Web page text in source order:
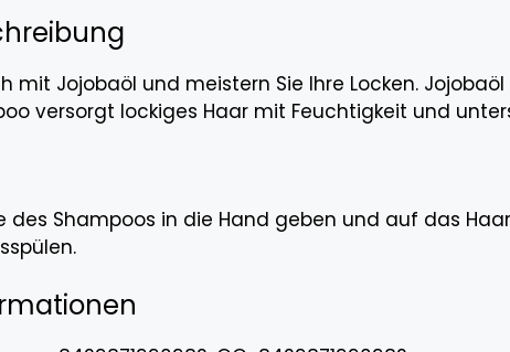
mit Jojobaöl und meistern Sie Ihre Locken.
versorgt lockiges Haar mit Feuchtigkeit und
des Shampoos in die Hand geben und auf das